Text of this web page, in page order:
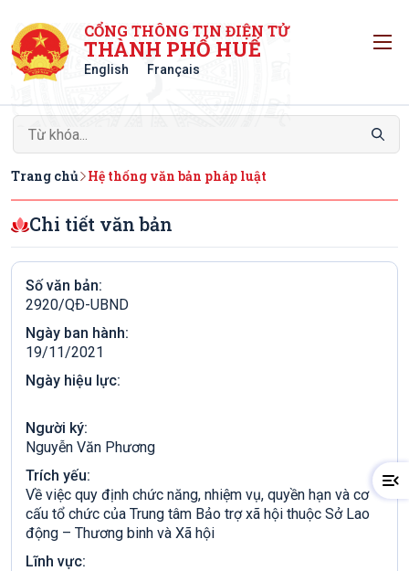
CỔNG THÔNG TIN ĐIỆN TỬ
THÀNH PHỐ HUẾ
English Français
Trang chủ Hệ thống văn bản pháp luật
Chi tiết văn bản
Số văn bản:
2920/QÐ-UBND
Ngày ban hành:
19/11/2021
Ngày hiệu lực:
Người ký:
Nguyễn Văn Phương
Trích yếu:
Về việc quy định chức năng, nhiệm vụ, quyền hạn và cơ
cấu tổ chức của Trung tâm Bảo trợ xã hội thuộc Sở Lao
động – Thương binh và Xã hội
Lĩnh vực: